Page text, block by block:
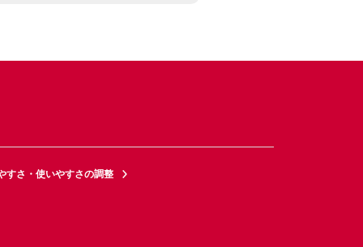
すさ・使いやすさの調整